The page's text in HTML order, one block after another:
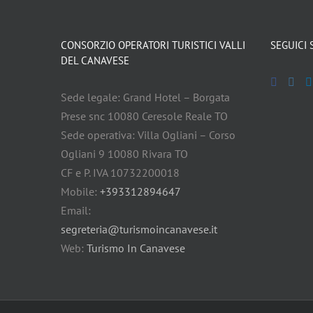
CONSORZIO OPERATORI TURISTICI VALLI
DEL CANAVESE
Sede legale: Grand Hotel – Borgata
Prese snc 10080 Ceresole Reale TO
Sede operativa: Villa Ogliani – Corso
Ogliani 9 10080 Rivara TO
CF e P. IVA 10732200018
Mobile: +393312894647
Email:
segreteria@turismoincanavese.it
Web: Turismo In Canavese
SEGUICI